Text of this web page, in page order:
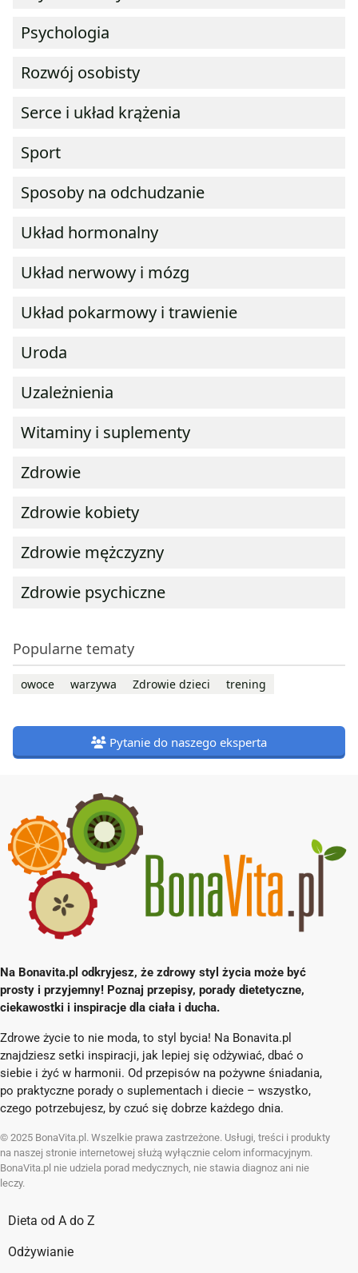
Psychologia
Rozwój osobisty
Serce i układ krążenia
Sport
Sposoby na odchudzanie
Układ hormonalny
Układ nerwowy i mózg
Układ pokarmowy i trawienie
Uroda
Uzależnienia
Witaminy i suplementy
Zdrowie
Zdrowie kobiety
Zdrowie mężczyzny
Zdrowie psychiczne
Popularne tematy
owoce warzywa Zdrowie dzieci trening
Pytanie do naszego eksperta
Na Bonavita.pl odkryjesz, że zdrowy styl życia może być
prosty i przyjemny! Poznaj przepisy, porady dietetyczne,
ciekawostki i inspiracje dla ciała i ducha.
Zdrowe życie to nie moda, to styl bycia! Na Bonavita.pl
znajdziesz setki inspiracji, jak lepiej się odżywiać, dbać o
siebie i żyć w harmonii. Od przepisów na pożywne śniadania,
po praktyczne porady o suplementach i diecie – wszystko,
czego potrzebujesz, by czuć się dobrze każdego dnia.
© 2025 BonaVita.pl. Wszelkie prawa zastrzeżone. Usługi, treści i produkty
na naszej stronie internetowej służą wyłącznie celom informacyjnym.
BonaVita.pl nie udziela porad medycznych, nie stawia diagnoz ani nie
leczy.
Dieta od A do Z
Odżywianie